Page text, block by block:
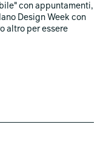
con appuntamenti,
Design Week con
altro per essere